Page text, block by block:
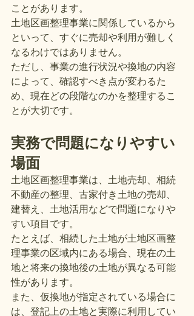
ことがあります。
土地区画整理事業に関係しているから
といって、すぐに売却や利用が難しく
なるわけではありません。
ただし、事業の進行状況や換地の内容
によって、確認すべき点が変わるた
め、現在どの段階なのかを整理するこ
とが大切です。
実務で問題になりやすい
場面
土地区画整理事業は、土地売却、相続
不動産の整理、古家付き土地の売却、
建替え、土地活用などで問題になりや
すい項目です。
たとえば、相続した土地が土地区画整
理事業の区域内にある場合、現在の土
地と将来の換地後の土地が異なる可能
性があります。
また、仮換地が指定されている場合に
は、登記上の土地と実際に利用してい